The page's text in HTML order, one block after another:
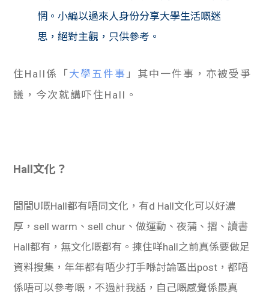
惘。小編以過來人身份分享大學生活嘅迷
思，絕對主觀，只供參考。
住Hall係「 大學五件事 」其中一件事，亦被受爭
議，今次就講吓住Hall。
Hall文化？
間間U嘅Hall都有唔同文化，有d Hall文化可以好濃
厚，sell warm、sell chur、做運動、夜蒲、摺、讀書
Hall都有，無文化嘅都有。揀住咩hall之前真係要做足
資料搜集，年年都有唔少打手喺討論區出post，都唔
係唔可以參考嘅，不過計我話，自己嘅感覺係最真